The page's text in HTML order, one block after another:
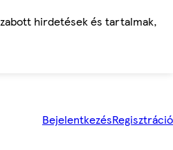
hirdetések és tartalmak,
BejelentkezésRegisztráció